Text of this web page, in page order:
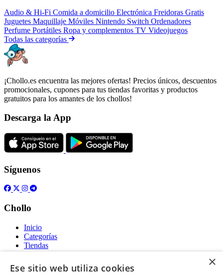
Audio & Hi-Fi Comida a domicilio Electrónica Freidoras Gratis
Juguetes Maquillaje Móviles Nintendo Switch Ordenadores
Perfume Portátiles Ropa y complementos TV Videojuegos
Todas las categorías
¡Chollo.es encuentra las mejores ofertas! Precios únicos, descuentos
promocionales, cupones para tus tiendas favoritas y productos
gratuitos para los amantes de los chollos!
Descarga la App
Síguenos
Chollo
Inicio
Categorías
Tiendas
Gratis
Acerca de
×
Ese sitio web utiliza cookies